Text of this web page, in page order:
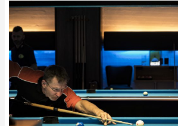
Vorbericht
zur
Saison
2021/2022